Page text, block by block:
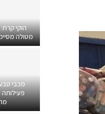
הוקי
מטולה
מכבי
פעילותה